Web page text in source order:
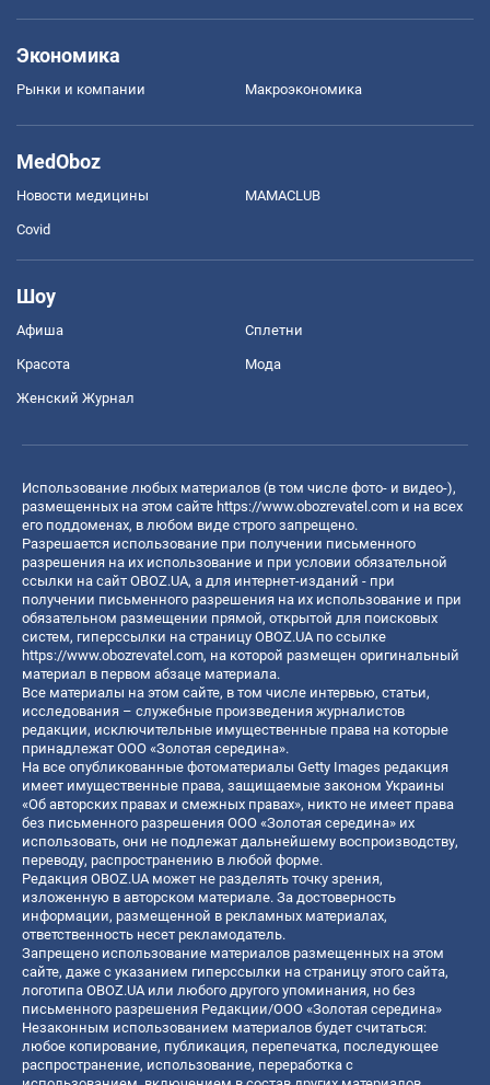
Экономика
Рынки и компании Mакроэкономика
MedOboz
Новости медицины MAMACLUB
Covid
Шоу
Афиша Сплетни
Красота Мода
Женский Журнал
Использование любых материалов (в том числе фото- и видео-),
размещенных на этом сайте https://www.obozrevatel.com и на всех
его поддоменах, в любом виде строго запрещено.
Разрешается использование при получении письменного
разрешения на их использование и при условии обязательной
ссылки на сайт OBOZ.UA, а для интернет-изданий - при
получении письменного разрешения на их использование и при
обязательном размещении прямой, открытой для поисковых
систем, гиперссылки на страницу OBOZ.UA по ссылке
https://www.obozrevatel.com, на которой размещен оригинальный
материал в первом абзаце материала.
Все материалы на этом сайте, в том числе интервью, статьи,
исследования – служебные произведения журналистов
редакции, исключительные имущественные права на которые
принадлежат ООО «Золотая середина».
На все опубликованные фотоматериалы Getty Images редакция
имеет имущественные права, защищаемые законом Украины
«Об авторских правах и смежных правах», никто не имеет права
без письменного разрешения ООО «Золотая середина» их
использовать, они не подлежат дальнейшему воспроизводству,
переводу, распространению в любой форме.
Редакция OBOZ.UA может не разделять точку зрения,
изложенную в авторском материале. За достоверность
информации, размещенной в рекламных материалах,
ответственность несет рекламодатель.
Запрещено использование материалов размещенных на этом
сайте, даже с указанием гиперссылки на страницу этого сайта,
логотипа OBOZ.UA или любого другого упоминания, но без
письменного разрешения Редакции/ООО «Золотая середина»
Незаконным использованием материалов будет считаться:
любое копирование, публикация, перепечатка, последующее
распространение, использование, переработка с